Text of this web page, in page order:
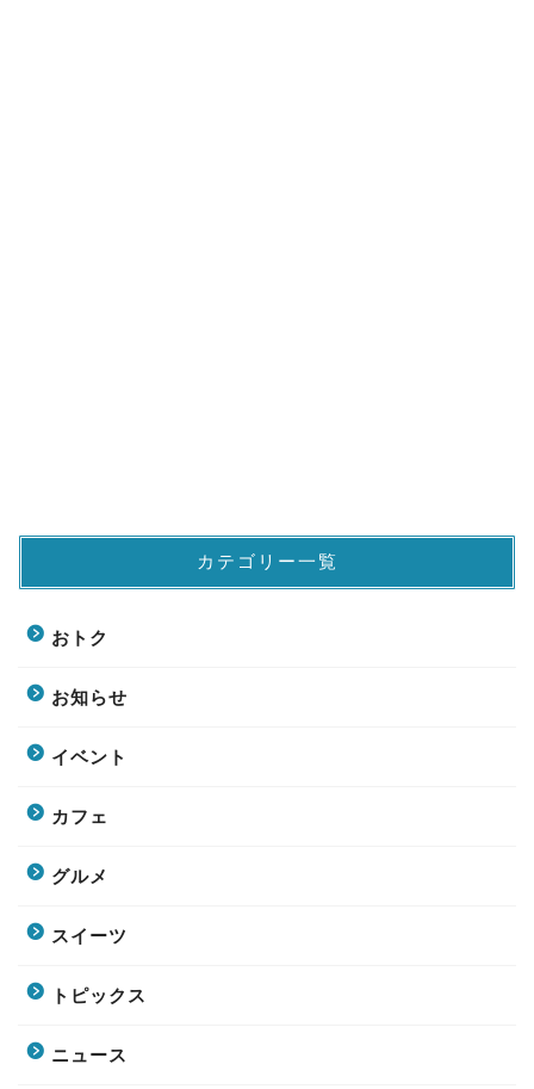
カテゴリー一覧
おトク
お知らせ
イベント
カフェ
グルメ
スイーツ
トピックス
ニュース